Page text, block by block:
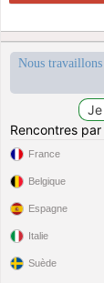
Nous
Rencontres
France
Belgique
Espagne
Italie
Suède